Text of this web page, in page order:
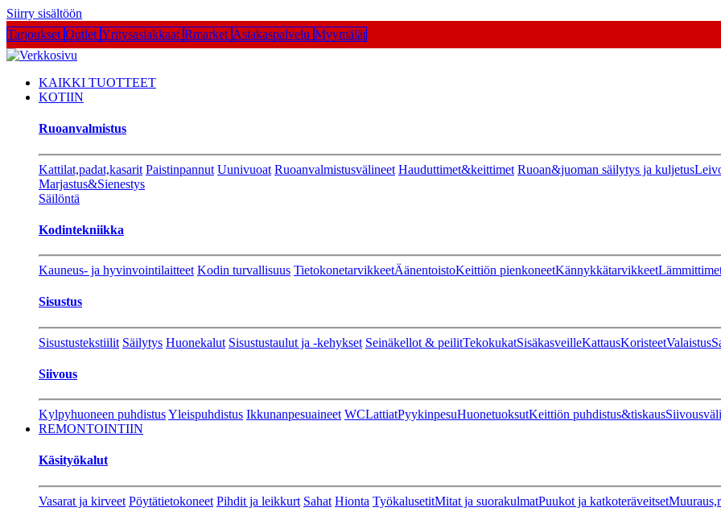
Siirry sisältöön
Tarjoukset Outlet Yritysasiakkaat Rmarket Asiakaspalvelu Myymälät
KAIKKI TUOTTEET
KOTIIN
Ruoanvalmistus
Kattilat,padat,kasarit Paistinpannut Uunivuoat Ruoanvalmistusvälineet Hauduttimet&keittimet Ruoan&juoman säilytys ja kuljetus
Marjastus&Sienestys
Säilöntä
Kodintekniikka
Kauneus- ja hyvinvointilaitteet Kodin turvallisuus TietokonetarvikkeetÄänentoistoKeittiön pienkoneetKännykkätarvikkeet
Sisustus
Sisustustekstiilit Säilytys Huonekalut Sisustustaulut ja -kehykset Seinäkellot & peilitTekokukatSisäkasveilleKattausKoristeetValaistus
Siivous
Kylpyhuoneen puhdistusYleispuhdistus Ikkunanpesuaineet WCLattiatPyykinpesuHuonetuoksutKeittiön puhdistus&tiskaus
REMONTOINTIIN
Käsityökalut
Vasarat ja kirveet Pöytätietokoneet Pihdit ja leikkurt Sahat Hionta TyökalusetitMitat ja suorakulmatPuukot ja katkoteräveitset